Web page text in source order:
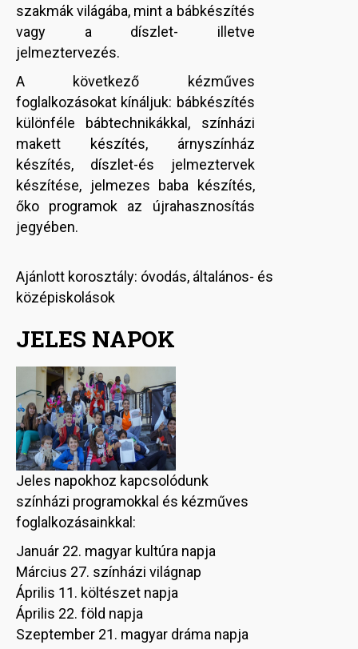
szakmák világába, mint a bábkészítés
vagy a díszlet- illetve
jelmeztervezés.
A következő kézműves
foglalkozásokat kínáljuk: bábkészítés
különféle bábtechnikákkal, színházi
makett készítés, árnyszínház
készítés, díszlet-és jelmeztervek
készítése, jelmezes baba készítés,
őko programok az újrahasznosítás
jegyében.
Ajánlott korosztály: óvodás, általános- és
középiskolások
JELES NAPOK
Jeles napokhoz kapcsolódunk
színházi programokkal és kézműves
foglalkozásainkkal:
Január 22. magyar kultúra napja
Március 27. színházi világnap
Április 11. költészet napja
Április 22. föld napja
Szeptember 21. magyar dráma napja